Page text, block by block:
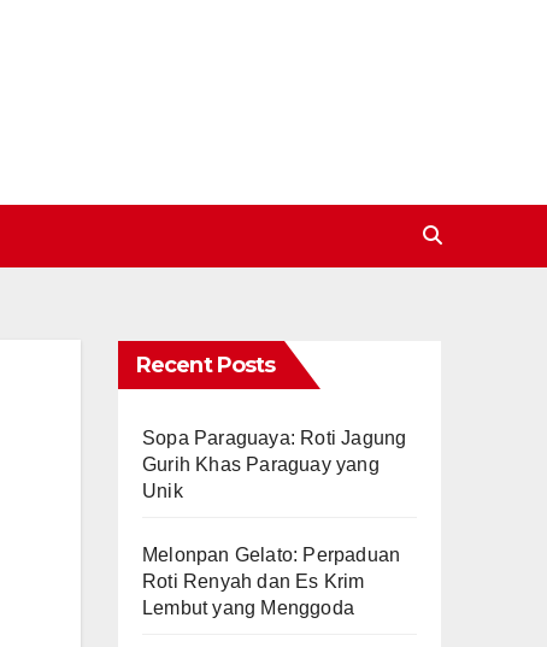
Recent Posts
Sopa Paraguaya: Roti Jagung
Gurih Khas Paraguay yang
Unik
Melonpan Gelato: Perpaduan
Roti Renyah dan Es Krim
Lembut yang Menggoda